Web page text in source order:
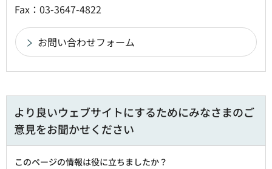
Fax：03-3647-4822
より良いウェブサイトにするためにみなさまのご
意見をお聞かせください
このページの情報は役に立ちましたか？